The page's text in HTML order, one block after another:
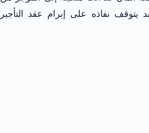
يتوقف نفاذه على إبرام عقد التأجير